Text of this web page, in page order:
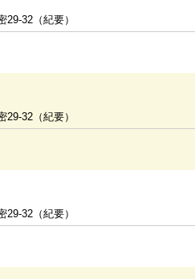
29-32（紀要）
29-32（紀要）
29-32（紀要）